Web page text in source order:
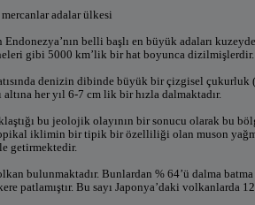
adalar ülkesi
Endonezya’nın belli başlı en büyük adaları
gibi 5000 km’lik bir hat boyunca dizilmişlerdir.
denizin dibinde büyük bir çizgisel çukurluk
altına her yıl 6-7 cm lik bir hızla dalmaktadır.
bu jeolojik olayının bir sonucu olarak bu
iklimin bir tipik bir özelliliği olan muson
getirmektedir.
bulunmaktadır. Bunlardan % 64’ü dalma
patlamıştır. Bu sayı Japonya’daki volkanlarda